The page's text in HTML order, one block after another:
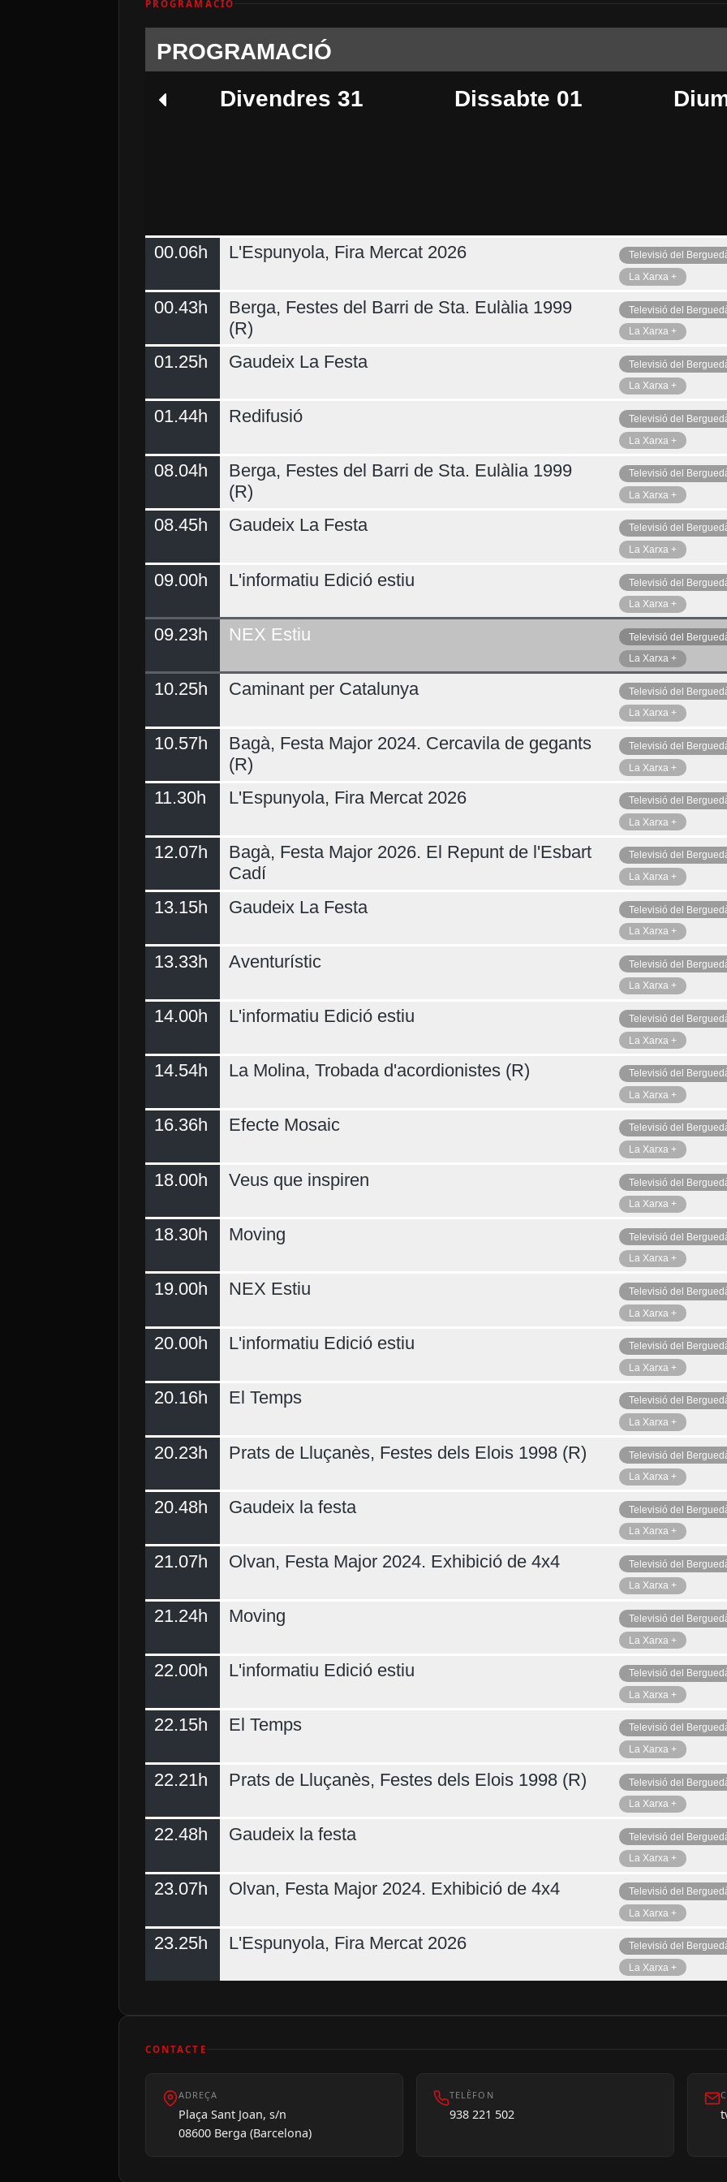
PROGRAMACIÓ
PROGRAMACIÓ
Divendres 31
Dissabte 01
Dilluns 03 Dimarts 04 Ahir
Demà
00.06h L'Espunyola, Fira Mercat 2026
Televisió del
La Xarxa +
00.43h
Berga, Festes del Barri de Sta. Eulàlia 1999
(R)
Televisió del
La Xarxa +
01.25h Gaudeix La Festa
Televisió del
La Xarxa +
01.44h Redifusió
Televisió del
La Xarxa +
08.04h
Berga, Festes del Barri de Sta. Eulàlia 1999
(R)
Televisió del
La Xarxa +
08.45h Gaudeix La Festa
Televisió del
La Xarxa +
09.00h L'informatiu Edició estiu
Televisió del
La Xarxa +
09.23h NEX Estiu
Televisió del
La Xarxa +
10.25h Caminant per Catalunya
Televisió del
La Xarxa +
10.57h
Bagà, Festa Major 2024. Cercavila de gegants
(R)
Televisió del
La Xarxa +
11.30h L'Espunyola, Fira Mercat 2026
Televisió del
La Xarxa +
12.07h
Bagà, Festa Major 2026. El Repunt de l'Esbart
Cadí
Televisió del
La Xarxa +
13.15h Gaudeix La Festa
Televisió del
La Xarxa +
13.33h Aventurístic
Televisió del
La Xarxa +
14.00h L'informatiu Edició estiu
Televisió del
La Xarxa +
14.54h La Molina, Trobada d'acordionistes (R)
Televisió del
La Xarxa +
16.36h Efecte Mosaic
Televisió del
La Xarxa +
18.00h Veus que inspiren
Televisió del
La Xarxa +
18.30h Moving
Televisió del
La Xarxa +
19.00h NEX Estiu
Televisió del
La Xarxa +
20.00h L'informatiu Edició estiu
Televisió del
La Xarxa +
20.16h El Temps
Televisió del
La Xarxa +
20.23h Prats de Lluçanès, Festes dels Elois 1998 (R)
Televisió del
La Xarxa +
20.48h Gaudeix la festa
Televisió del
La Xarxa +
21.07h Olvan, Festa Major 2024. Exhibició de 4x4
Televisió del
La Xarxa +
21.24h Moving
Televisió del
La Xarxa +
22.00h L'informatiu Edició estiu
Televisió del
La Xarxa +
22.15h El Temps
Televisió del
La Xarxa +
22.21h Prats de Lluçanès, Festes dels Elois 1998 (R)
Televisió del
La Xarxa +
22.48h Gaudeix la festa
Televisió del
La Xarxa +
23.07h Olvan, Festa Major 2024. Exhibició de 4x4
Televisió del
La Xarxa +
23.25h L'Espunyola, Fira Mercat 2026
Televisió del
La Xarxa +
CONTACTE
ADREÇA
Plaça Sant Joan, s/n
08600 Berga (Barcelona)
TELÈFON
938 221 502